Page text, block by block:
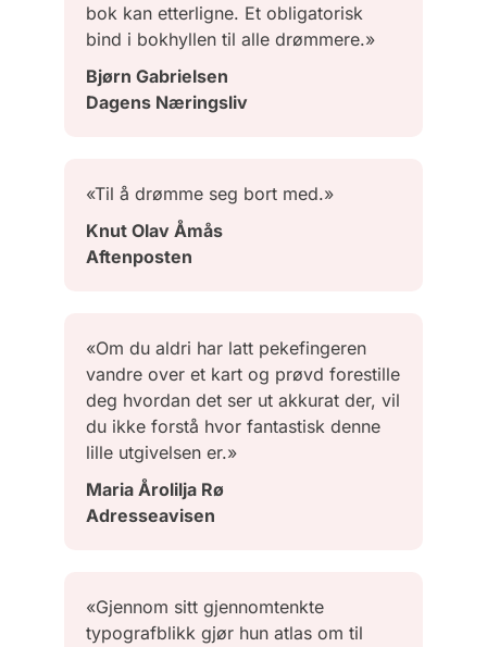
bok kan etterligne. Et obligatorisk
bind i bokhyllen til alle drømmere.»
Bjørn Gabrielsen
Dagens Næringsliv
«Til å drømme seg bort med.»
Knut Olav Åmås
Aftenposten
«Om du aldri har latt pekefingeren
vandre over et kart og prøvd forestille
deg hvordan det ser ut akkurat der, vil
du ikke forstå hvor fantastisk denne
lille utgivelsen er.»
Maria Årolilja Rø
Adresseavisen
«Gjennom sitt gjennomtenkte
typografblikk gjør hun atlas om til